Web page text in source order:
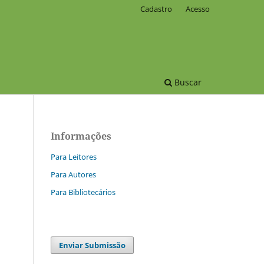
Buscar
Cadastro Acesso
Informações
Para Leitores
Para Autores
Para Bibliotecários
Enviar Submissão